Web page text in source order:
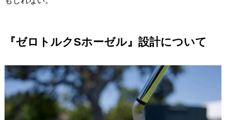
『ゼロトルクSホーゼル』設計について